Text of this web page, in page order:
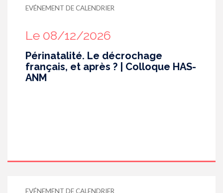
EVÉNEMENT DE CALENDRIER
Le 08/12/2026
Périnatalité. Le décrochage
français, et après ? | Colloque HAS-
ANM
EVÉNEMENT DE CALENDRIER